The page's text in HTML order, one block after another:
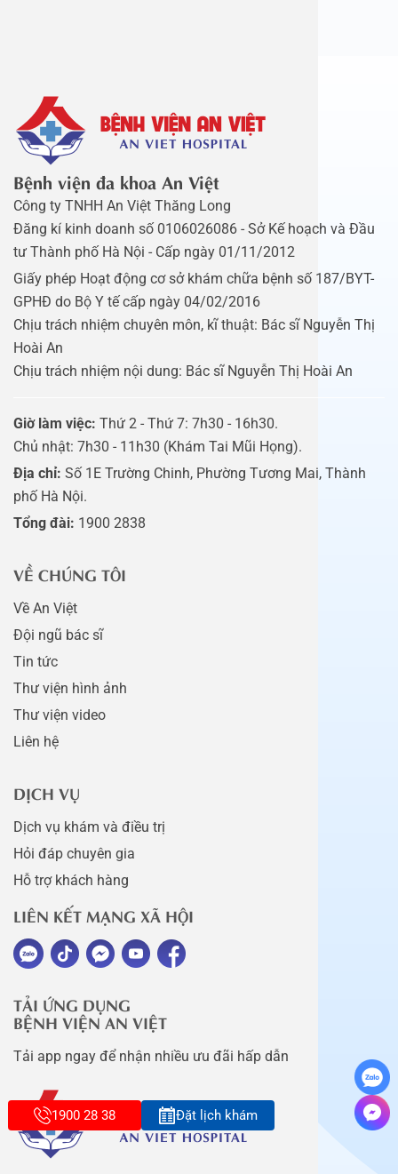
Bệnh viện đa khoa An Việt
Công ty TNHH An Việt Thăng Long
Đăng kí kinh doanh số 0106026086 - Sở Kế hoạch và Đầu
tư Thành phố Hà Nội - Cấp ngày 01/11/2012
Giấy phép Hoạt động cơ sở khám chữa bệnh số 187/BYT-
GPHĐ do Bộ Y tế cấp ngày 04/02/2016
Chịu trách nhiệm chuyên môn, kĩ thuật: Bác sĩ Nguyễn Thị
Hoài An
Chịu trách nhiệm nội dung: Bác sĩ Nguyễn Thị Hoài An
Giờ làm việc: Thứ 2 - Thứ 7: 7h30 - 16h30.
Chủ nhật: 7h30 - 11h30 (Khám Tai Mũi Họng).
Địa chỉ: Số 1E Trường Chinh, Phường Tương Mai, Thành
phố Hà Nội.
Tổng đài: 1900 2838
VỀ CHÚNG TÔI
Về An Việt
Đội ngũ bác sĩ
Tin tức
Thư viện hình ảnh
Thư viện video
Liên hệ
DỊCH VỤ
Dịch vụ khám và điều trị
Hỏi đáp chuyên gia
Hỗ trợ khách hàng
LIÊN KẾT MẠNG XÃ HỘI
TẢI ỨNG DỤNG
BỆNH VIỆN AN VIỆT
Tải app ngay để nhận nhiều ưu đãi hấp dẫn
1900 28 38 Đặt lịch khám